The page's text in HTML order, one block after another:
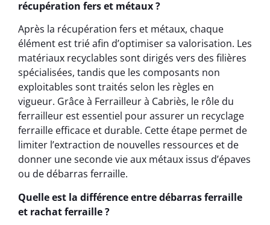
récupération fers et métaux ?
Après la récupération fers et métaux, chaque
élément est trié afin d’optimiser sa valorisation. Les
matériaux recyclables sont dirigés vers des filières
spécialisées, tandis que les composants non
exploitables sont traités selon les règles en
vigueur. Grâce à Ferrailleur à Cabriès, le rôle du
ferrailleur est essentiel pour assurer un recyclage
ferraille efficace et durable. Cette étape permet de
limiter l’extraction de nouvelles ressources et de
donner une seconde vie aux métaux issus d’épaves
ou de débarras ferraille.
Quelle est la différence entre débarras ferraille
et rachat ferraille ?